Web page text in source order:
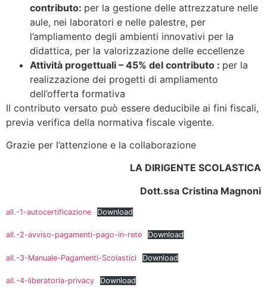
contributo: per la gestione delle attrezzature nelle
aule, nei laboratori e nelle palestre, per
l’ampliamento degli ambienti innovativi per la
didattica, per la valorizzazione delle eccellenze
Attività progettuali – 45% del contributo : per la
realizzazione dei progetti di ampliamento
dell’offerta formativa
Il contributo versato può essere deducibile ai fini fiscali,
previa verifica della normativa fiscale vigente.
Grazie per l’attenzione e la collaborazione
LA DIRIGENTE SCOLASTICA
Dott.ssa Cristina Magnoni
all.-1-autocertificazione Download
all.-2-avviso-pagamenti-pago-in-rete Download
all.-3-Manuale-Pagamenti-Scolastici Download
all.-4-liberatoria-privacy Download